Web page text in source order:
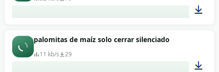
palomitas de maíz solo cerrar silenciado
11 kb/s 29